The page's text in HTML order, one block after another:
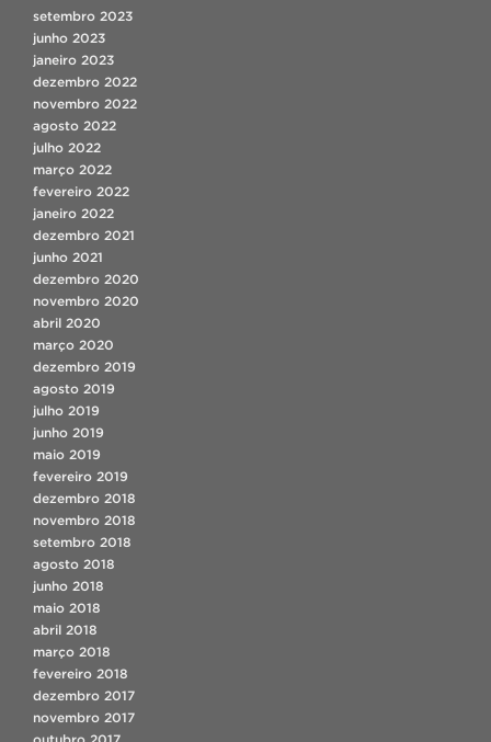
setembro 2023
junho 2023
janeiro 2023
dezembro 2022
novembro 2022
agosto 2022
julho 2022
março 2022
fevereiro 2022
janeiro 2022
dezembro 2021
junho 2021
dezembro 2020
novembro 2020
abril 2020
março 2020
dezembro 2019
agosto 2019
julho 2019
junho 2019
maio 2019
fevereiro 2019
dezembro 2018
novembro 2018
setembro 2018
agosto 2018
junho 2018
maio 2018
abril 2018
março 2018
fevereiro 2018
dezembro 2017
novembro 2017